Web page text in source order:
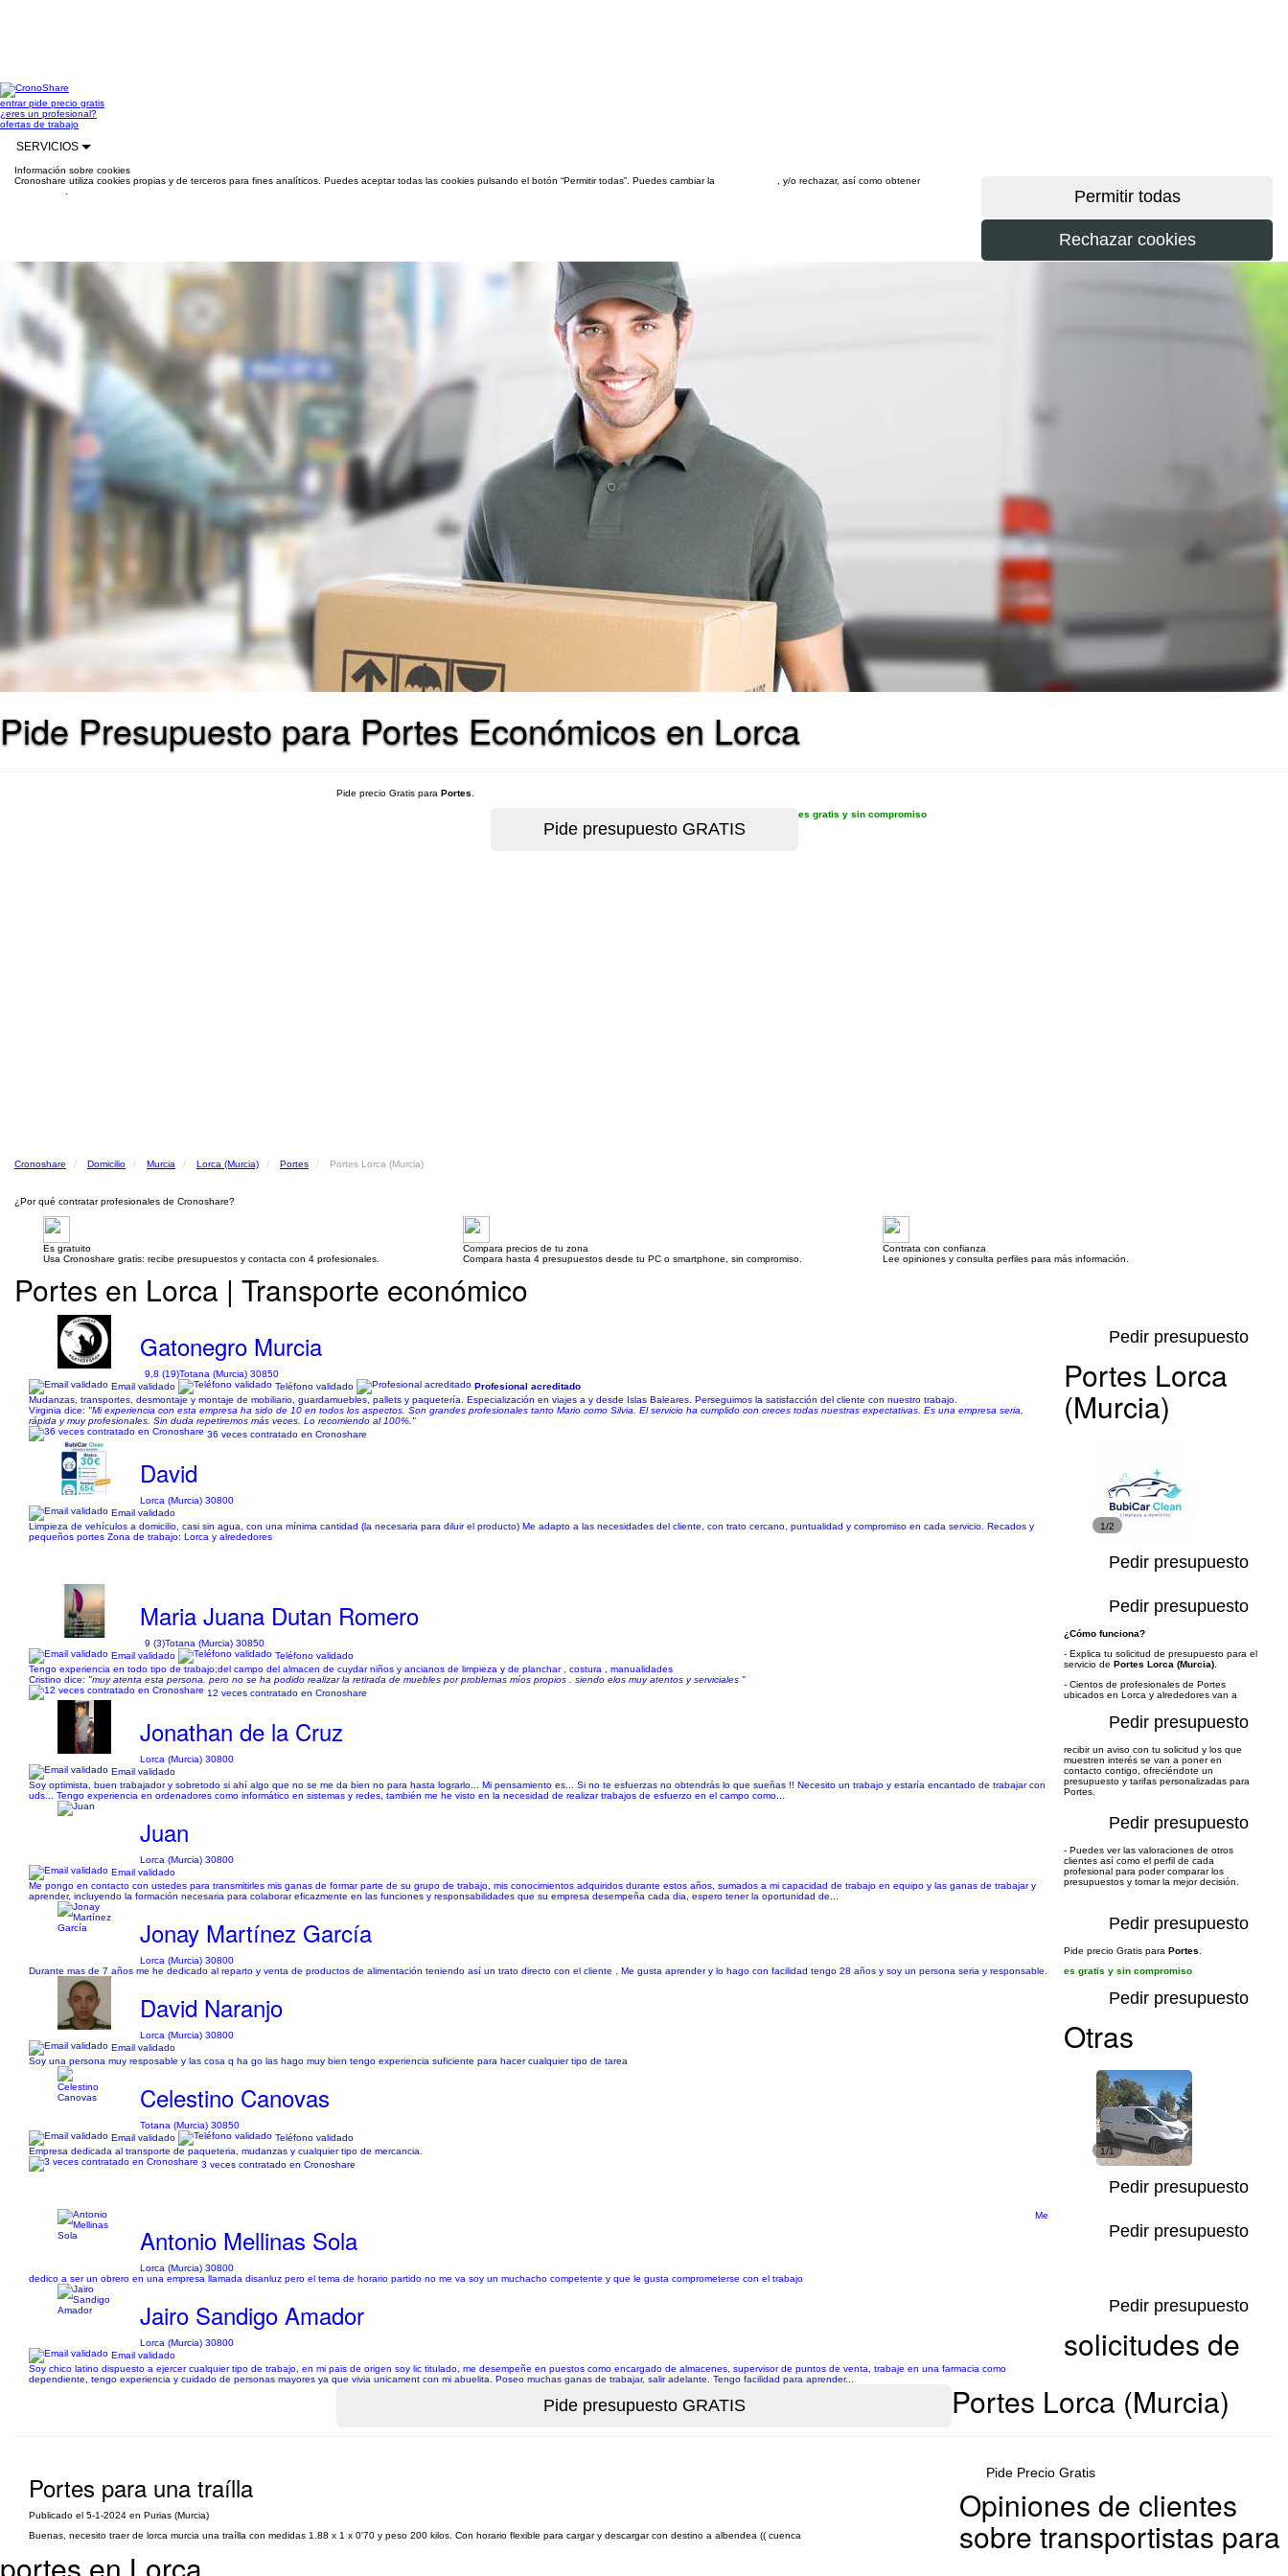
entrarpide precio gratis
¿eres un profesional?
ofertas de trabajo
SERVICIOS
Información sobre cookies
Cronoshare utiliza cookies propias y de terceros para fines analíticos. Puedes aceptar todas las cookies pulsando el botón “Permitir todas”. Puedes cambiar la
, y/o rechazar, así como obtener
Pide Presupuesto para Portes Económicos en Lorca
Pide precio Gratis para Portes
es gratis y sin compromiso
Cronoshare Domicilio Murcia Lorca (Murcia) Portes Portes Lorca (Murcia)
¿Por qué contratar profesionales de Cronoshare?
Es gratuito
Usa Cronoshare gratis: recibe presupuestos y contacta con 4 profesionales.
Compara precios de tu zona
Compara hasta 4 presupuestos desde tu PC o smartphone, sin compromiso.
Contrata con confianza
Lee opiniones y consulta perfiles para más información.
Portes en Lorca | Transporte económico
Gatonegro Murcia
9,8 (19)Totana (Murcia) 30850
Email validado
Teléfono validado
Profesional acreditado
Mudanzas, transportes, desmontaje y montaje de mobiliario, guardamuebles, pallets y paquetería. Especialización en viajes a y desde Islas Baleares. Perseguimos la satisfacción del cliente con nuestro trabajo.
Virginia dice: "Mi experiencia con esta empresa ha sido de 10 en todos los aspectos. Son grandes profesionales tanto Mario como Silvia. El servicio ha cumplido con creces todas nuestras expectativas. Es una empresa seria,
rápida y muy profesionales. Sin duda repetiremos más veces. Lo recomiendo al 100%."
36 veces contratado en Cronoshare
Pedir presupuesto
David
Lorca (Murcia) 30800
Email validado
Limpieza de vehículos a domicilio, casi sin agua, con una mínima cantidad (la necesaria para diluir el producto) Me adapto a las necesidades del cliente, con trato cercano, puntualidad y compromiso en cada servicio. Recados y
pequeños portes Zona de trabajo: Lorca y alrededores
1/2
Pedir presupuesto
Maria Juana Dutan Romero
9 (3)Totana (Murcia) 30850
Email validado
Teléfono validado
Tengo experiencia en todo tipo de trabajo;del campo del almacen de cuydar niños y ancianos de limpieza y de planchar , costura , manualidades
Cristino dice: "muy atenta esta persona. pero no se ha podido realizar la retirada de muebles por problemas míos propios . siendo elos muy atentos y serviciales "
12 veces contratado en Cronoshare
Pedir presupuesto
Jonathan de la Cruz
Lorca (Murcia) 30800
Email validado
Soy optimista, buen trabajador y sobretodo si ahí algo que no se me da bien no para hasta lograrlo... Mi pensamiento es... Si no te esfuerzas no obtendrás lo que sueñas !! Necesito un trabajo y estaría encantado de trabajar con
uds... Tengo experiencia en ordenadores como informático en sistemas y redes, también me he visto en la necesidad de realizar trabajos de esfuerzo en el campo como...
Pedir presupuesto
Juan
Lorca (Murcia) 30800
Email validado
Me pongo en contacto con ustedes para transmitirles mis ganas de formar parte de su grupo de trabajo, mis conocimientos adquiridos durante estos años, sumados a mi capacidad de trabajo en equipo y las ganas de trabajar y
aprender, incluyendo la formación necesaria para colaborar eficazmente en las funciones y responsabilidades que su empresa desempeña cada dia, espero tener la oportunidad de...
Pedir presupuesto
Jonay Martínez García
Lorca (Murcia) 30800
Durante mas de 7 años me he dedicado al reparto y venta de productos de alimentación teniendo así un trato directo con el cliente . Me gusta aprender y lo hago con facilidad tengo 28 años y soy un persona seria y responsable.
Pedir presupuesto
David Naranjo
Lorca (Murcia) 30800
Email validado
Soy una persona muy resposable y las cosa q ha go las hago muy bien tengo experiencia suficiente para hacer cualquier tipo de tarea
Pedir presupuesto
Celestino Canovas
Totana (Murcia) 30850
Email validado
Teléfono validado
Empresa dedicada al transporte de paqueteria, mudanzas y cualquier tipo de mercancia.
3 veces contratado en Cronoshare
1/1
Pedir presupuesto
Antonio Mellinas Sola
Lorca (Murcia) 30800
Me
dedico a ser un obrero en una empresa llamada disanluz pero el tema de horario partido no me va soy un muchacho competente y que le gusta comprometerse con el trabajo
Pedir presupuesto
Jairo Sandigo Amador
Lorca (Murcia) 30800
Email validado
Soy chico latino dispuesto a ejercer cualquier tipo de trabajo, en mi pais de origen soy lic titulado, me desempeñe en puestos como encargado de almacenes, supervisor de puntos de venta, trabaje en una farmacia como
dependiente, tengo experiencia y cuidado de personas mayores ya que vivia unicament con mi abuelita. Poseo muchas ganas de trabajar, salir adelante. Tengo facilidad para aprender...
Pedir presupuesto
Portes Lorca
(Murcia)
¿Cómo funciona?
- Explica tu solicitud de presupuesto para el
servicio de Portes Lorca (Murcia)
- Cientos de profesionales de Portes
ubicados en Lorca y alrededores van a
recibir un aviso con tu solicitud y los que
muestren interés se van a poner en
contacto contigo, ofreciéndote un
presupuesto y tarifas personalizadas para
Portes.
- Puedes ver las valoraciones de otros
clientes así como el perfil de cada
profesional para poder comparar los
presupuestos y tomar la mejor decisión.
Pide precio Gratis para Portes
es gratis y sin compromiso
Otras
solicitudes de
Portes Lorca (Murcia)
Portes para una traílla
Publicado el 5-1-2024 en Purias (Murcia)
Buenas, necesito traer de lorca murcia una traílla con medidas 1.88 x 1 x 0'70 y peso 200 kilos. Con horario flexible para cargar y descargar con destino a albendea (( cuenca
Pide Precio Gratis
Opiniones de clientes
sobre transportistas para